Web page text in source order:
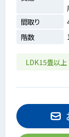
間取り
階数
LDK15畳以上